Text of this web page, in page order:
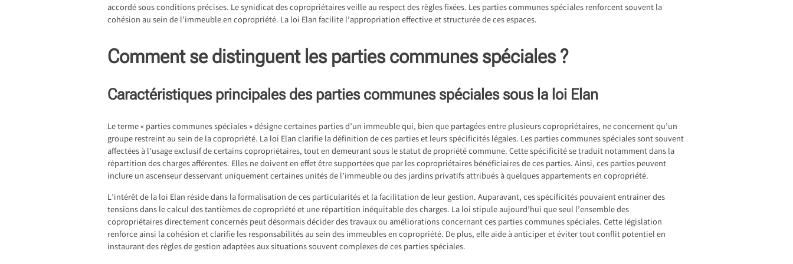
accordé sous conditions précises. Le synidicat des copropriétaires veille au respect des règles fixées. Les parties communes spéciales renforcent souvent la
cohésion au sein de l’immeuble en copropriété. La loi Elan facilite l’appropriation effective et structurée de ces espaces.
Comment se distinguent les parties communes spéciales ?
Caractéristiques principales des parties communes spéciales sous la loi Elan
Le terme « parties communes spéciales » désigne certaines parties d’un immeuble qui, bien que partagées entre plusieurs copropriétaires, ne concernent qu’un
groupe restreint au sein de la copropriété. La loi Elan clarifie la définition de ces parties et leurs spécificités légales. Les parties communes spéciales sont souvent
affectées à l’usage exclusif de certains copropriétaires, tout en demeurant sous le statut de propriété commune. Cette spécificité se traduit notamment dans la
répartition des charges afférentes. Elles ne doivent en effet être supportées que par les copropriétaires bénéficiaires de ces parties. Ainsi, ces parties peuvent
inclure un ascenseur desservant uniquement certaines unités de l’immeuble ou des jardins privatifs attribués à quelques appartements en copropriété.
L’intérêt de la loi Elan réside dans la formalisation de ces particularités et la facilitation de leur gestion. Auparavant, ces spécificités pouvaient entraîner des
tensions dans le calcul des tantièmes de copropriété et une répartition inéquitable des charges. La loi stipule aujourd’hui que seul l’ensemble des
copropriétaires directement concernés peut désormais décider des travaux ou améliorations concernant ces parties communes spéciales. Cette législation
renforce ainsi la cohésion et clarifie les responsabilités au sein des immeubles en copropriété. De plus, elle aide à anticiper et éviter tout conflit potentiel en
instaurant des règles de gestion adaptées aux situations souvent complexes de ces parties spéciales.